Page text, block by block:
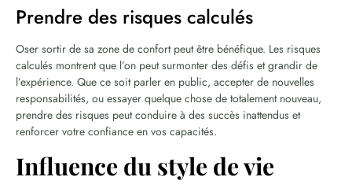
Prendre des risques calculés
Oser sortir de sa zone de confort peut être bénéfique. Les risques
calculés montrent que l’on peut surmonter des défis et grandir de
l’expérience. Que ce soit parler en public, accepter de nouvelles
responsabilités, ou essayer quelque chose de totalement nouveau,
prendre des risques peut conduire à des succès inattendus et
renforcer votre confiance en vos capacités.
Influence du style de vie